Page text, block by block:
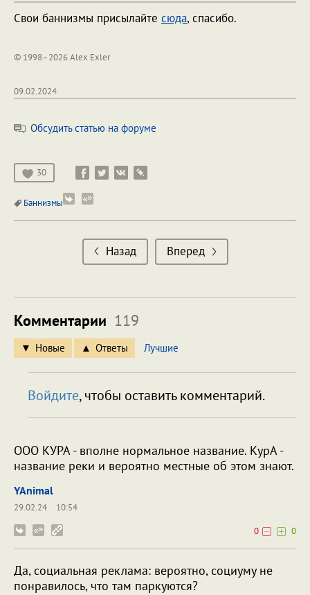
Свои баннизмы присылайте сюда, спасибо.
© 1998–2026 Alex Exler
09.02.2024
Обсудить статью на форуме
30
Баннизмы
Назад Вперед
Комментарии 119
Новые Ответы Лучшие
Войдите, чтобы оставить комментарий.
ООО КУРА - вполне нормальное название. КурА -
название реки и вероятно местные об этом знают.
YAnimal
29.02.24
10:54
0
0
Да, социальная реклама: вероятно, социуму не
понравилось, что там паркуются?